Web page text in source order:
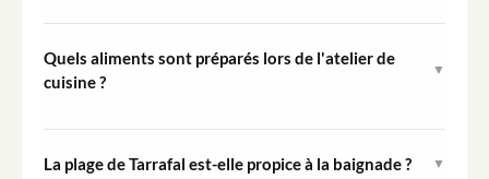
samedis lorsque le marché est ouvert. Confirmez votre
que le marché coïncide avec votre programme.
Quels aliments sont préparés lors de l'atelier de
cuisine ?
▼
La plage de Tarrafal est-elle propice à la baignade ? ▼